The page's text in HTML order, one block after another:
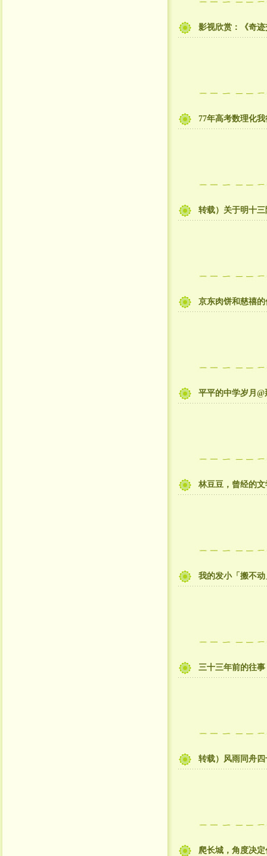
影视欣赏：《奇
77年高考数理化
转载）关于明十
京东肉饼和慈禧的
平平的中学岁月
林豆豆，曾经的
我的发小「搬不
三十三年前的往事
转载）风雨同舟四
爬长城，角度决